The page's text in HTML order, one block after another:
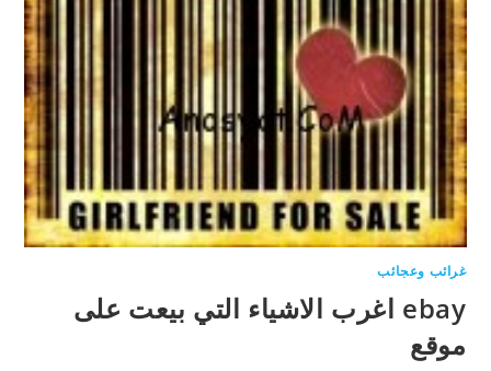
غرائب وعجائب
ebay اغرب الاشياء التي بيعت على
موقع